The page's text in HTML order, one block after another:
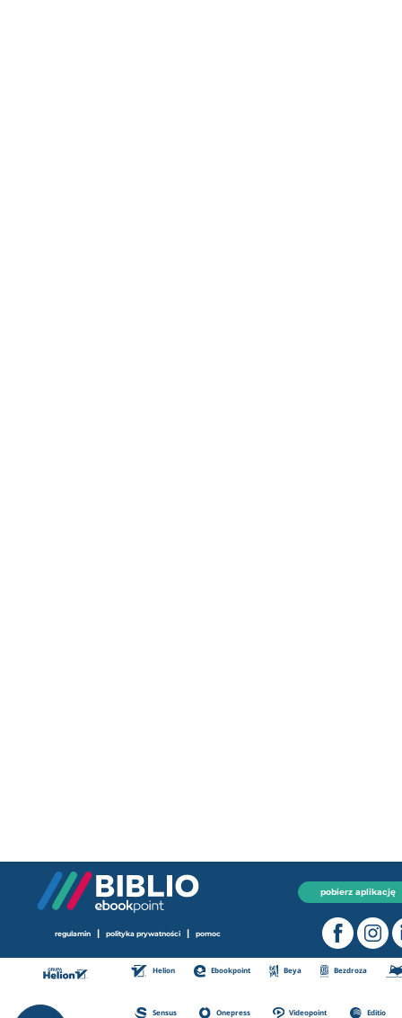
pobierz aplikację
regulamin | polityka prywatności | pomoc
Helion Ebookpoint Beya Bezdroza
Sensus Onepress Videopoint Editio